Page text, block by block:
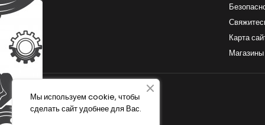
Карта
Магазины
Мы используем cookie, чтобы
сделать сайт удобнее для Вас.